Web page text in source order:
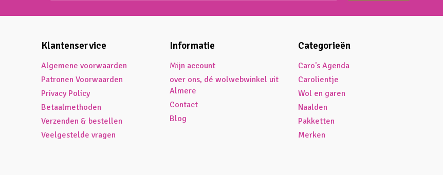
Klantenservice
Algemene voorwaarden
Patronen Voorwaarden
Privacy Policy
Betaalmethoden
Verzenden & bestellen
Veelgestelde vragen
Informatie
Mijn account
over ons, dé wolwebwinkel uit
Almere
Contact
Blog
Categorieën
Caro's Agenda
Carolientje
Wol en garen
Naalden
Pakketten
Merken